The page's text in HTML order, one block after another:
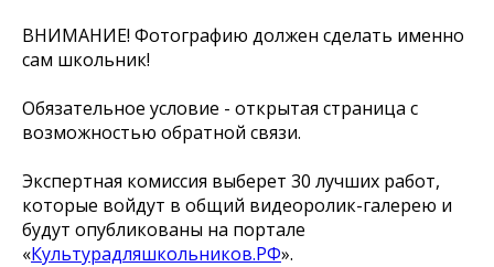
ВНИМАНИЕ! Фотографию должен сделать именно
сам школьник!
Обязательное условие - открытая страница с
возможностью обратной связи.
Экспертная комиссия выберет 30 лучших работ,
которые войдут в общий видеоролик-галерею и
будут опубликованы на портале
«Культурадляшкольников.РФ».